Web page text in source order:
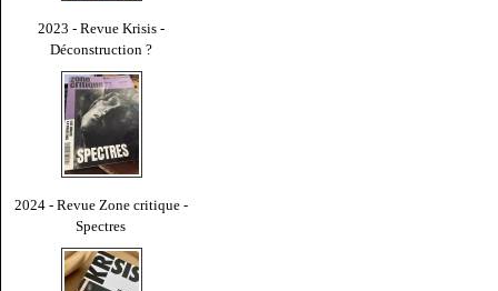
2023 - Revue Krisis -
Déconstruction ?
2024 - Revue Zone critique -
Spectres